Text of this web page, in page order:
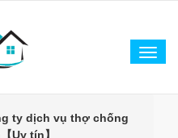
ty dịch vụ thợ chống
Uy tín】